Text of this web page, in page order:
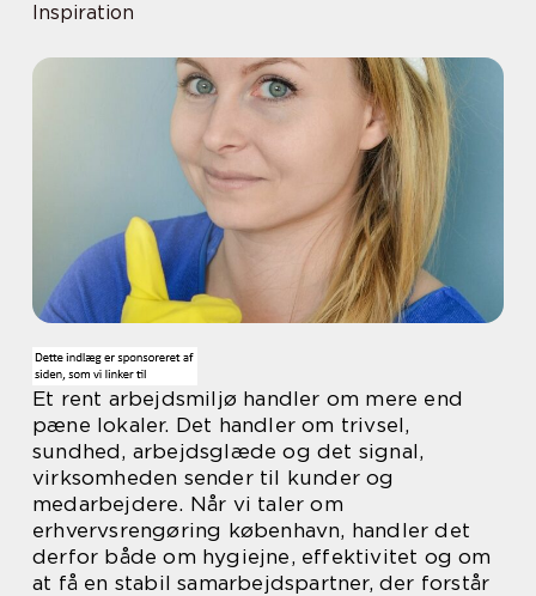
Inspiration
Et rent arbejdsmiljø handler om mere end
pæne lokaler. Det handler om trivsel,
sundhed, arbejdsglæde og det signal,
virksomheden sender til kunder og
medarbejdere. Når vi taler om
erhvervsrengøring københavn, handler det
derfor både om hygiejne, effektivitet og om
at få en stabil samarbejdspartner, der forstår